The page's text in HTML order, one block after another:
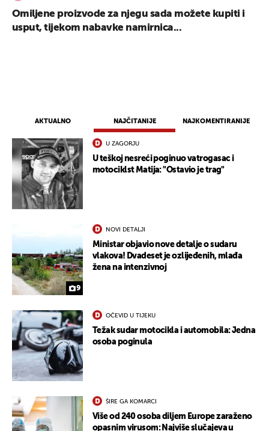
AKTUALNO NAJČITANIJE NAJKOMENTIRANIJE
U ZAGORJU
U teškoj nesreći poginuo vatrogasac i
motociklst Matija: "Ostavio je trag"
9
NOVI DETALJI
Ministar objavio nove detalje o sudaru
vlakova! Dvadeset je ozlijeđenih, mlađa
žena na intenzivnoj
OČEVID U TIJEKU
Težak sudar motocikla i automobila: Jedna
osoba poginula
ŠIRE GA KOMARCI
Više od 240 osoba diljem Europe zaraženo
opasnim virusom: Najviše slučajeva u
Omiljene proizvode za njegu sada možete kupiti i
usput, tijekom nabavke namirnica...